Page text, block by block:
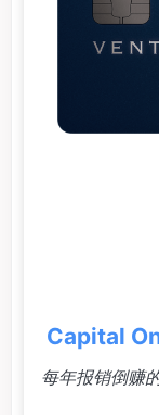
Capital
每年报销倒赚